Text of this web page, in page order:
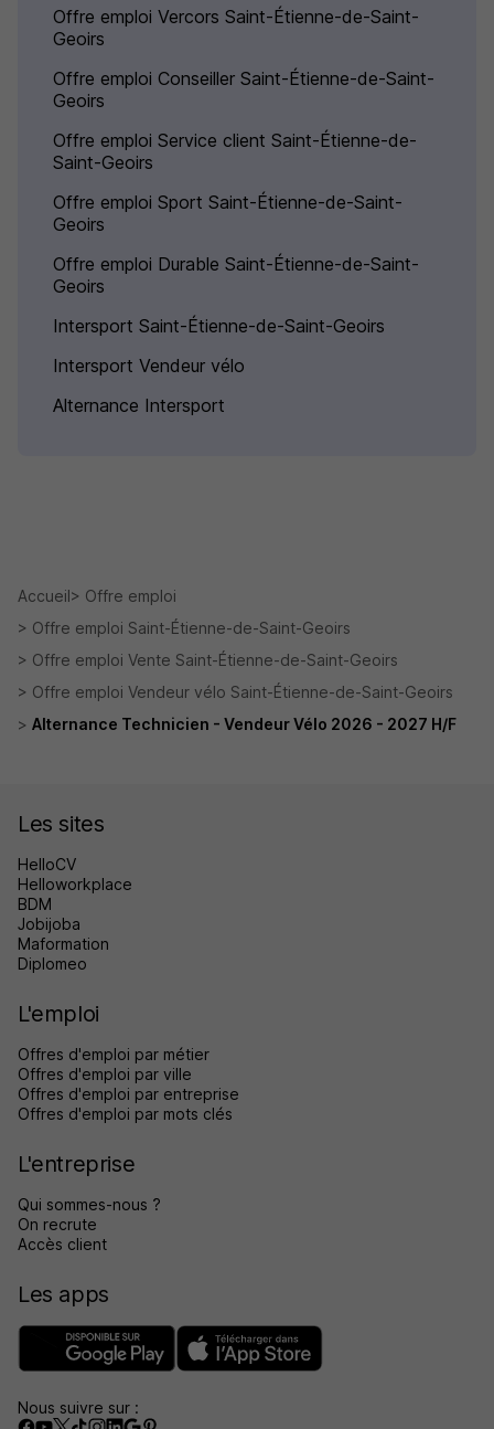
Offre emploi Vercors Saint-Étienne-de-Saint-
Geoirs
Offre emploi Conseiller Saint-Étienne-de-Saint-
Geoirs
Offre emploi Service client Saint-Étienne-de-
Saint-Geoirs
Offre emploi Sport Saint-Étienne-de-Saint-
Geoirs
Offre emploi Durable Saint-Étienne-de-Saint-
Geoirs
Intersport Saint-Étienne-de-Saint-Geoirs
Intersport Vendeur vélo
Alternance Intersport
Accueil
Offre emploi
Offre emploi Saint-Étienne-de-Saint-Geoirs
Offre emploi Vente Saint-Étienne-de-Saint-Geoirs
Offre emploi Vendeur vélo Saint-Étienne-de-Saint-Geoirs
Alternance Technicien - Vendeur Vélo 2026 - 2027 H/F
Les sites
HelloCV
Helloworkplace
BDM
Jobijoba
Maformation
Diplomeo
L'emploi
Offres d'emploi par métier
Offres d'emploi par ville
Offres d'emploi par entreprise
Offres d'emploi par mots clés
L'entreprise
Qui sommes-nous ?
On recrute
Accès client
Les apps
Nous suivre sur :